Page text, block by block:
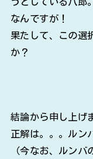
なんですが！
果たして、この選
か？
結論から申し上げ
正解は。。。ルン
（今なお、ルン